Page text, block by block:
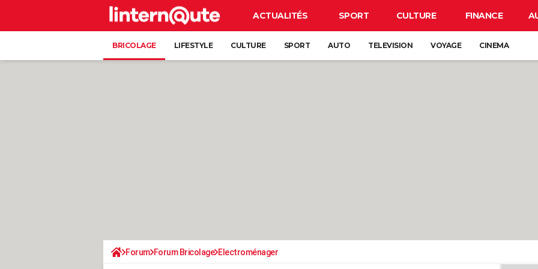
ACTUALITÉS SPORT CULTURE FINANCE
BRICOLAGE LIFESTYLE CULTURE SPORT AUTO TELEVISION VOYAGE CINEMA
Forum Forum Bricolage Electroménager